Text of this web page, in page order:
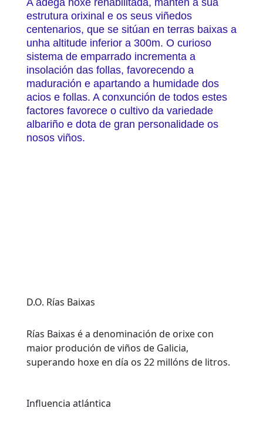
estrutura orixinal e os seus viñedos
centenarios, que se sitúan en terras baixas a
unha altitude inferior a 300m. O curioso
sistema de emparrado incrementa a
insolación das follas, favorecendo a
maduración e apartando a humidade dos
acios e follas. A conxunción de todos estes
factores favorece o cultivo da variedade
albariño e dota de gran personalidade os
nosos viños.
D.O. Rías Baixas
Rías Baixas é a denominación de orixe con
maior produción de viños de Galicia,
superando hoxe en día os 22 millóns de litros.
Influencia atlántica